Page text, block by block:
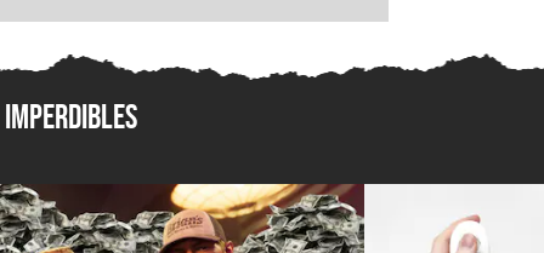
Imperdibles